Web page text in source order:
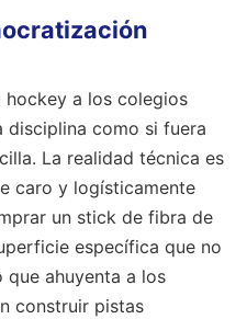
hockey a los colegios
como si fuera
La realidad técnica es
caro y logísticamente
un stick de fibra de
específica que no
que ahuyenta a los
construir pistas